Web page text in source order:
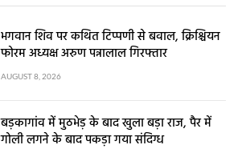
भगवान शिव पर कथित टिप्पणी से बवाल, क्रिश्चियन
फोरम अध्यक्ष अरुण पन्नालाल गिरफ्तार
AUGUST 8, 2026
बड़कागांव में मुठभेड़ के बाद खुला बड़ा राज, पैर में
गोली लगने के बाद पकड़ा गया संदिग्ध